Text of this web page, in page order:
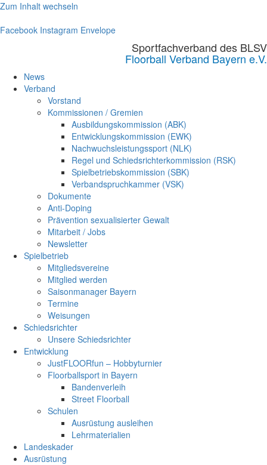
Zum Inhalt wechseln
Facebook Instagram Envelope
Sportfachverband des BLSV
Floorball Verband Bayern e.V.
News
Verband
Vorstand
Kommissionen / Gremien
Ausbildungskommission (ABK)
Entwicklungskommission (EWK)
Nachwuchsleistungssport (NLK)
Regel und Schiedsrichterkommission (RSK)
Spielbetriebskommission (SBK)
Verbandspruchkammer (VSK)
Dokumente
Anti-Doping
Prävention sexualisierter Gewalt
Mitarbeit / Jobs
Newsletter
Spielbetrieb
Mitgliedsvereine
Mitglied werden
Saisonmanager Bayern
Termine
Weisungen
Schiedsrichter
Unsere Schiedsrichter
Entwicklung
JustFLOORfun – Hobbyturnier
Floorballsport in Bayern
Bandenverleih
Street Floorball
Schulen
Ausrüstung ausleihen
Lehrmaterialien
Landeskader
Ausrüstung